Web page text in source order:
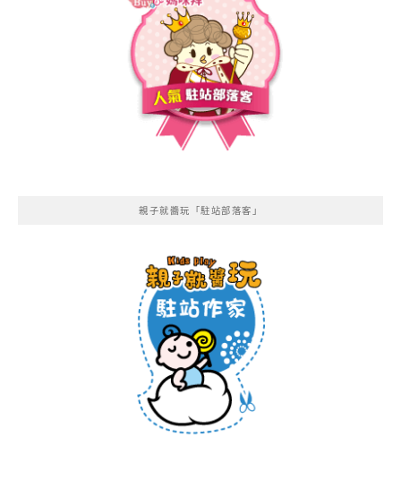
親子就醬玩「駐站部落客」